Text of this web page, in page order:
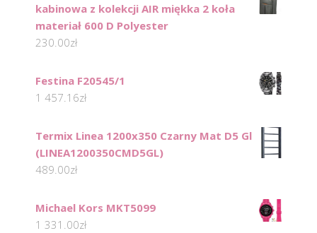
kabinowa z kolekcji AIR miękka 2 koła
materiał 600 D Polyester
230.00zł
Festina F20545/1
1 457.16zł
Termix Linea 1200x350 Czarny Mat D5 Gl
(LINEA1200350CMD5GL)
489.00zł
Michael Kors MKT5099
1 331.00zł